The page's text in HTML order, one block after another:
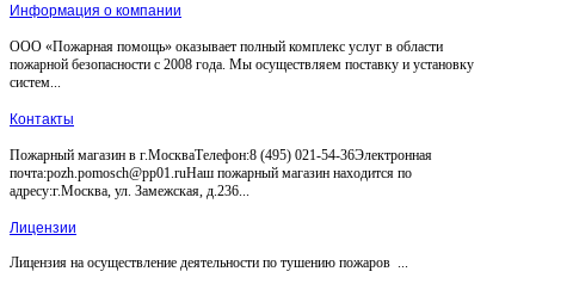
Информация о компании
ООО «Пожарная помощь» оказывает полный комплекс услуг в области
пожарной безопасности с 2008 года. Мы осуществляем поставку и установку
систем...
Контакты
Пожарный магазин в г.МоскваТелефон:8 (495) 021-54-36Электронная
почта:pozh.pomosch@pp01.ruНаш пожарный магазин находится по
адресу:г.Москва, ул. Замежская, д.236...
Лицензии
Лицензия на осуществление деятельности по тушению пожаров ...